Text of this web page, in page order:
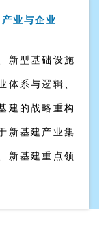
业与企业
新型基础设施
体系与逻辑、
建的战略重构
新基建产业集
新基建重点领